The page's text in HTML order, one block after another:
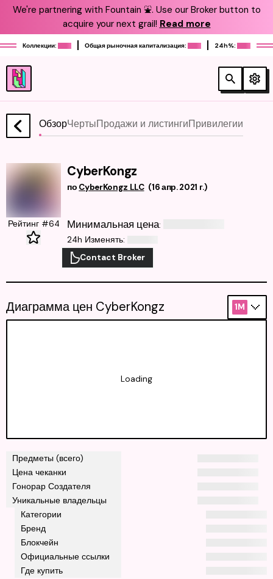
We're partnering with Fountain ⛲️. Use our Broker button to
acquire your next grail! Read more
Коллекции: Общая рыночная капитализация: 24h%:
ОбзорЧертыПродажи и листингиПривилегии
CyberKongz
по CyberKongz LLC (16 апр. 2021 г.)
Рейтинг #64 Минимальная цена:
24h Изменять:
Contact Broker
Предметы (всего)
Цена чеканки
Гонорар Создателя
Уникальные владельцы
Категории
Бренд
Блокчейн
Официальные ссылки
Где купить
Диаграмма цен CyberKongz 1M
Loading